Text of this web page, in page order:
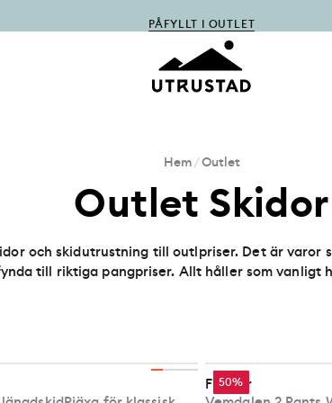
PÅFYLLT I OUTLET
Hem/Outlet
Outlet Skidor
och skidutrustning till outlpriser. Det är varor
till riktiga pangpriser. Allt håller som vanligt
50%
Fischer